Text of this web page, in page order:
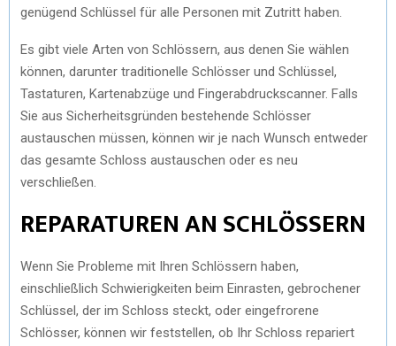
genügend Schlüssel für alle Personen mit Zutritt haben.
Es gibt viele Arten von Schlössern, aus denen Sie wählen
können, darunter traditionelle Schlösser und Schlüssel,
Tastaturen, Kartenabzüge und Fingerabdruckscanner. Falls
Sie aus Sicherheitsgründen bestehende Schlösser
austauschen müssen, können wir je nach Wunsch entweder
das gesamte Schloss austauschen oder es neu
verschließen.
REPARATUREN AN SCHLÖSSERN
Wenn Sie Probleme mit Ihren Schlössern haben,
einschließlich Schwierigkeiten beim Einrasten, gebrochener
Schlüssel, der im Schloss steckt, oder eingefrorene
Schlösser, können wir feststellen, ob Ihr Schloss repariert